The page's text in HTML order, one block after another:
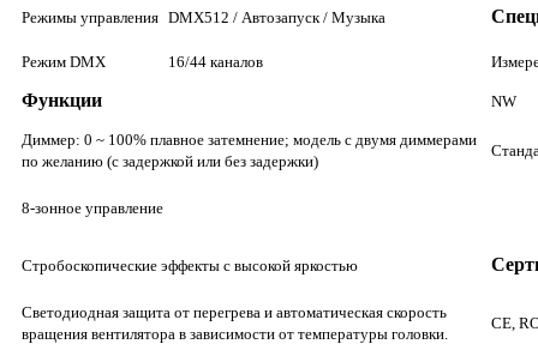
Режимы управления DMX512 / Автозапуск / Музыка
Режим DMX 16/44 каналов
Функции NW
Диммер: 0 ~ 100% плавное затемнение; модель с двумя диммерами
по желанию (с задержкой или без задержки)
8-зонное управление
Стробоскопические эффекты с высокой яркостью
Светодиодная защита от перегрева и автоматическая скорость
вращения вентилятора в зависимости от температуры головки.
CE,